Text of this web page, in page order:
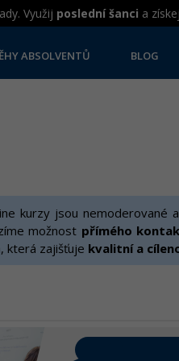
Využij poslední šanci a
ABSOLVENTŮ BLOG
kurzy jsou
možnost přímého
která zajišťuje kvalitní a